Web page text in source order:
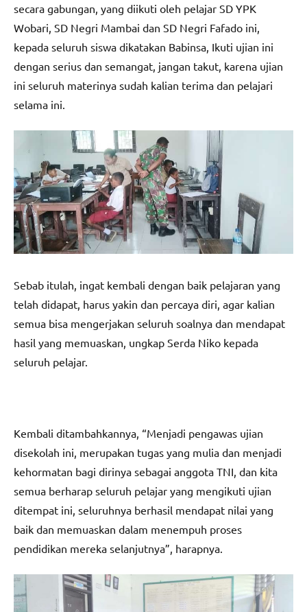
secara gabungan, yang diikuti oleh pelajar SD YPK
Wobari, SD Negri Mambai dan SD Negri Fafado ini,
kepada seluruh siswa dikatakan Babinsa, Ikuti ujian ini
dengan serius dan semangat, jangan takut, karena ujian
ini seluruh materinya sudah kalian terima dan pelajari
selama ini.
Sebab itulah, ingat kembali dengan baik pelajaran yang
telah didapat, harus yakin dan percaya diri, agar kalian
semua bisa mengerjakan seluruh soalnya dan mendapat
hasil yang memuaskan, ungkap Serda Niko kepada
seluruh pelajar.
Kembali ditambahkannya, “Menjadi pengawas ujian
disekolah ini, merupakan tugas yang mulia dan menjadi
kehormatan bagi dirinya sebagai anggota TNI, dan kita
semua berharap seluruh pelajar yang mengikuti ujian
ditempat ini, seluruhnya berhasil mendapat nilai yang
baik dan memuaskan dalam menempuh proses
pendidikan mereka selanjutnya”, harapnya.